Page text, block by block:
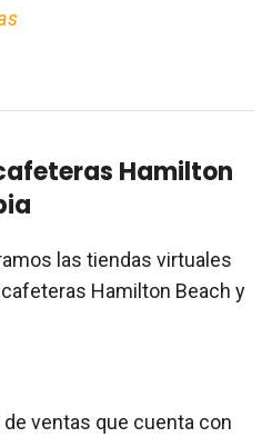
Hamilton
las tiendas virtuales
Hamilton Beach y
ventas que cuenta con